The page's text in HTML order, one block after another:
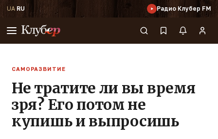
UA·RU Радио Клубер FM
САМОРАЗВИТИЕ
Не тратите ли вы время
зря? Его потом не
купишь и выпросишь